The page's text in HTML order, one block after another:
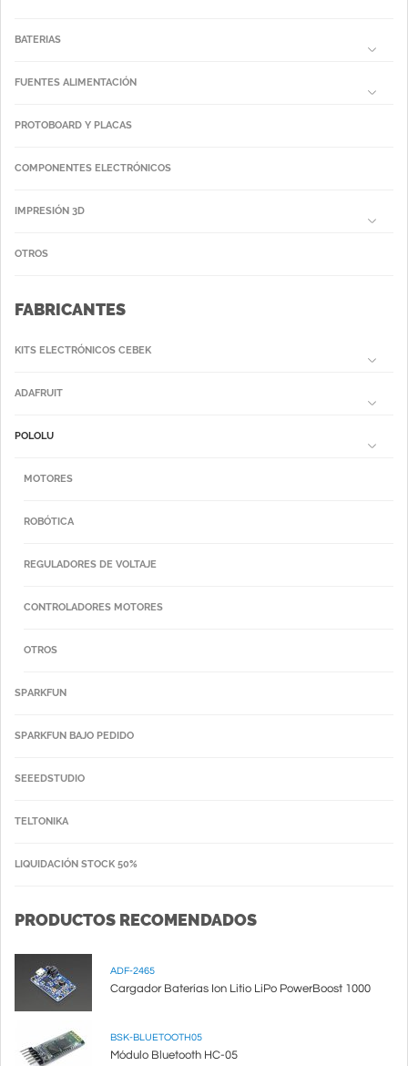
BATERIAS
FUENTES ALIMENTACIÓN
PROTOBOARD Y PLACAS
COMPONENTES ELECTRÓNICOS
IMPRESIÓN 3D
OTROS
FABRICANTES
KITS ELECTRÓNICOS CEBEK
ADAFRUIT
POLOLU
MOTORES
ROBÓTICA
REGULADORES DE VOLTAJE
CONTROLADORES MOTORES
OTROS
SPARKFUN
SPARKFUN BAJO PEDIDO
SEEEDSTUDIO
TELTONIKA
LIQUIDACIÓN STOCK 50%
PRODUCTOS RECOMENDADOS
ADF-2465
Cargador Baterías Ion Litio LiPo PowerBoost 1000
BSK-BLUETOOTH05
Módulo Bluetooth HC-05